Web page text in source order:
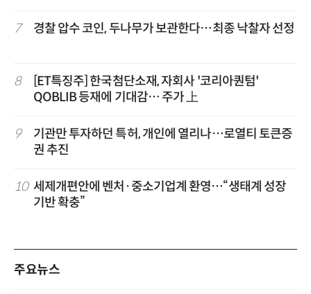
7 경찰 압수 코인, 두나무가 보관한다…최종 낙찰자 선정
8
[ET특징주] 한국첨단소재, 자회사 '코리아퀀텀'
QOBLIB 등재에 기대감… 주가 上
9
기관만 투자하던 특허, 개인에 열리나…로열티 토큰증
권 추진
10 세제개편안에 벤처·중소기업계 환영…“생태계 성장
기반 확충”
주요뉴스